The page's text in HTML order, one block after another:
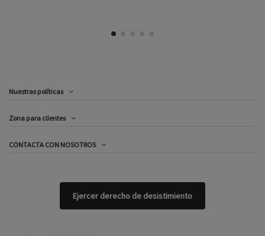
Nuestras políticas
Zona para clientes
CONTACTA CON NOSOTROS
Ejercer derecho de desistimiento